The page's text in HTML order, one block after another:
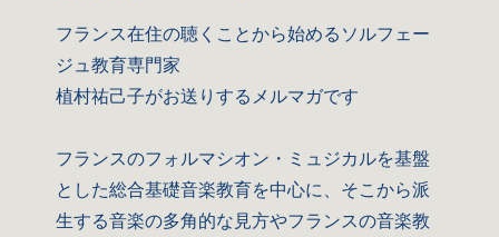
フランス在住の聴くことから始めるソルフェー
ジュ教育専門家
植村祐己子がお送りするメルマガです
フランスのフォルマシオン・ミュジカルを基盤
とした総合基礎音楽教育を中心に、そこから派
生する音楽の多角的な見方やフランスの音楽教